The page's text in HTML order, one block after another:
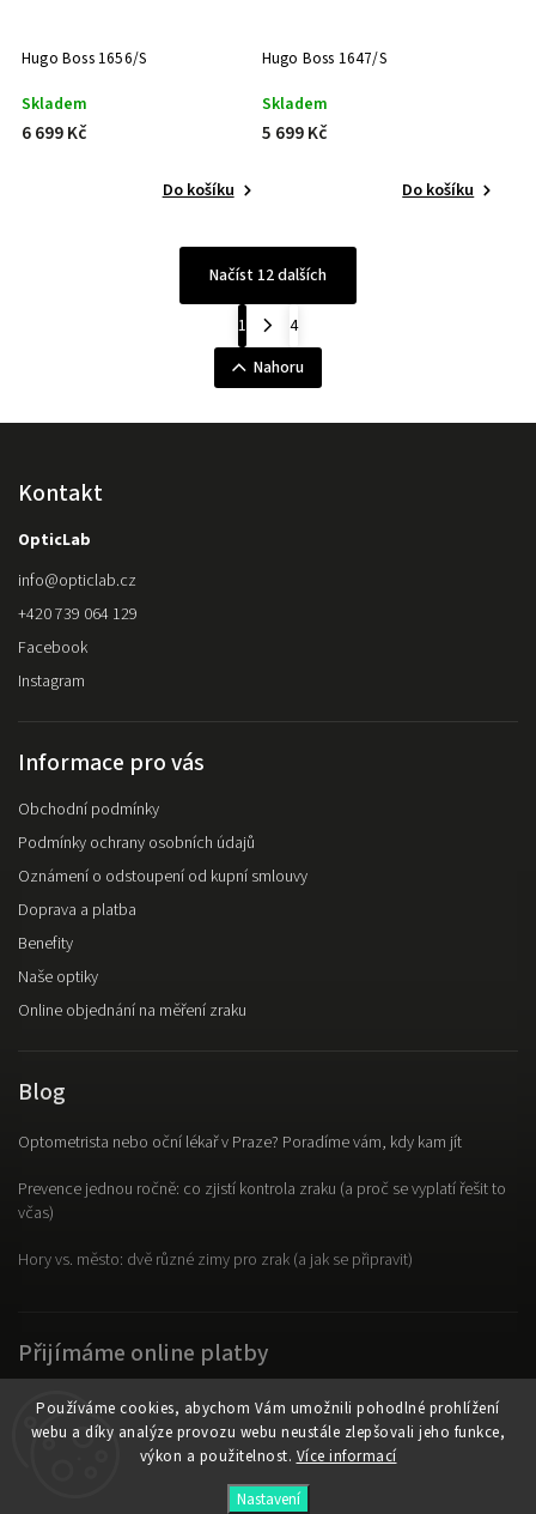
Používáme cookies, abychom Vám umožnili pohodlné prohlížení
webu a díky analýze provozu webu neustále zlepšovali jeho funkce,
výkon a použitelnost. Více informací
Nastavení
Hugo Boss 1656/S
Skladem
6 699 Kč
Do košíku
Hugo Boss 1647/S
Skladem
5 699 Kč
Do košíku
Načíst 12 dalších
1
4
Nahoru
Kontakt
OpticLab
info@opticlab.cz
+420 739 064 129
Facebook
Instagram
Informace pro vás
Obchodní podmínky
Podmínky ochrany osobních údajů
Oznámení o odstoupení od kupní smlouvy
Doprava a platba
Benefity
Naše optiky
Online objednání na měření zraku
Blog
Optometrista nebo oční lékař v Praze? Poradíme vám, kdy kam jít
Prevence jednou ročně: co zjistí kontrola zraku (a proč se vyplatí řešit to
včas)
Hory vs. město: dvě různé zimy pro zrak (a jak se připravit)
Přijímáme online platby
OpticLab. Všechna práva vyhrazena.